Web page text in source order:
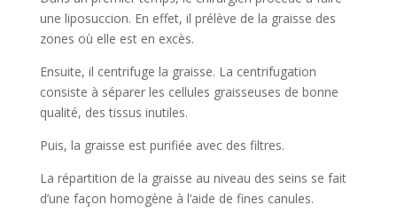
une liposuccion. En effet, il prélève de la graisse des
zones où elle est en excès.
Ensuite, il centrifuge la graisse. La centrifugation
consiste à séparer les cellules graisseuses de bonne
qualité, des tissus inutiles.
Puis, la graisse est purifiée avec des filtres.
La répartition de la graisse au niveau des seins se fait
d’une façon homogène à l’aide de fines canules.